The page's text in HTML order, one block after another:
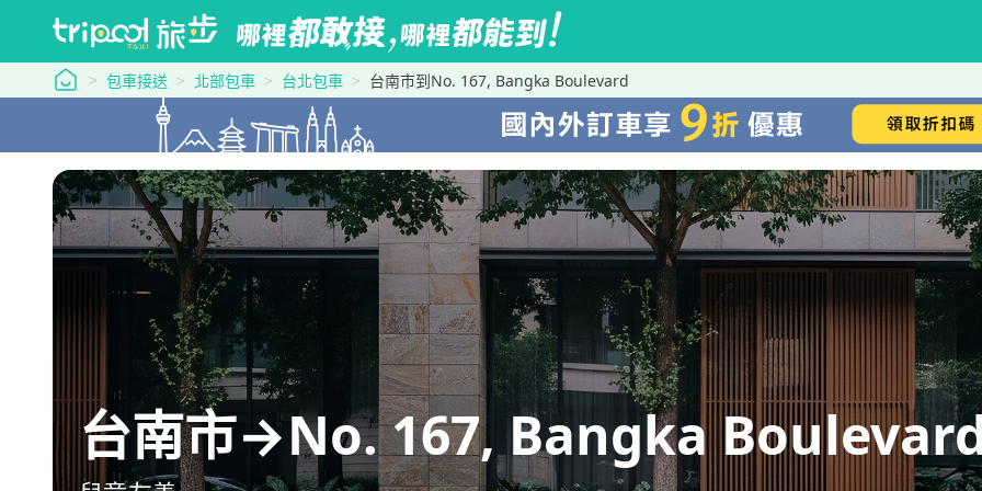
tripool 旅步
包車接送 北部包車 台北包車 台南市到No. 167, Bangka Boulevard
台南市→No. 167, Bangka